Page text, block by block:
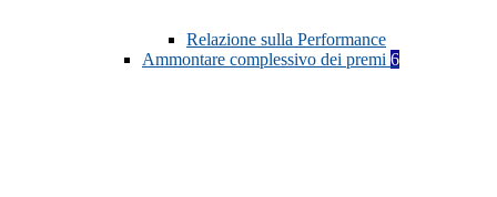
Relazione sulla Performance
Ammontare complessivo dei premi 6